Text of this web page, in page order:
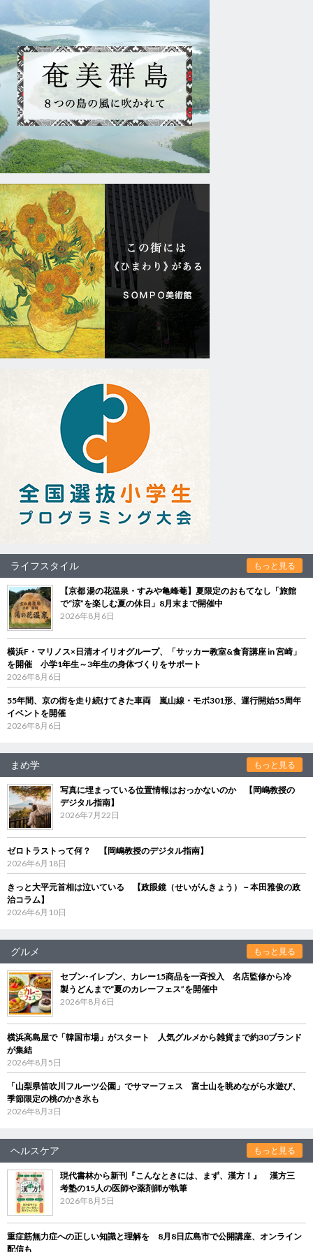
ライフスタイル もっと見る
【京都 湯の花温泉・すみや亀峰菴】夏限定のおもてなし「旅館
で“涼”を楽しむ夏の休日」8月末まで開催中
2026年8月6日
横浜F・マリノス×日清オイリオグループ、「サッカー教室&食育講座 in 宮崎」
を開催 小学1年生～3年生の身体づくりをサポート
2026年8月6日
55年間、京の街を走り続けてきた車両 嵐山線・モボ301形、運行開始55周年
イベントを開催
2026年8月6日
まめ学 もっと見る
写真に埋まっている位置情報はおっかないのか 【岡嶋教授の
デジタル指南】
2026年7月22日
ゼロトラストって何？ 【岡嶋教授のデジタル指南】
2026年6月18日
きっと大平元首相は泣いている 【政眼鏡（せいがんきょう）－本田雅俊の政
治コラム】
2026年6月10日
グルメ もっと見る
セブン‐イレブン、カレー15商品を一斉投入 名店監修から冷
製うどんまで“夏のカレーフェス”を開催中
2026年8月6日
横浜高島屋で「韓国市場」がスタート 人気グルメから雑貨まで約30ブランド
が集結
2026年8月5日
「山梨県笛吹川フルーツ公園」でサマーフェス 富士山を眺めながら水遊び、
季節限定の桃のかき氷も
2026年8月3日
ヘルスケア もっと見る
現代書林から新刊『こんなときには、まず、漢方！』 漢方三
考塾の15人の医師や薬剤師が執筆
2026年8月5日
重症筋無力症への正しい知識と理解を 8月8日広島市で公開講座、オンライン
配信も